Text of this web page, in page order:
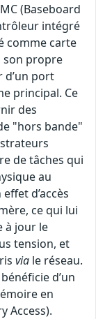
(Baseboard
intégré
comme carte
son propre
d’un port
principal. Ce
des
"hors bande"
de tâches qui
au
d’accès
ce qui lui
à jour le
tension, et
via le réseau.
d’un
en
Access).